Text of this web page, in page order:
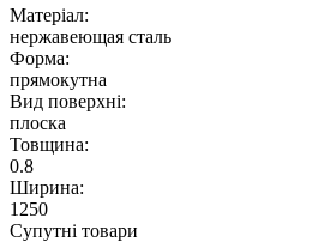
Матеріал:
нержавеющая сталь
Форма:
прямокутна
Вид поверхні:
плоска
Товщина:
0.8
Ширина:
1250
Супутні товари